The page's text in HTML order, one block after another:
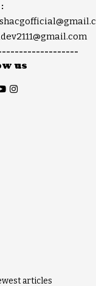
us
articles